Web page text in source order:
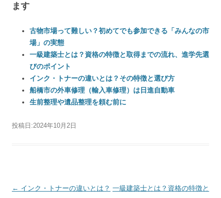
ます
古物市場って難しい？初めてでも参加できる「みんなの市
場」の実態
一級建築士とは？資格の特徴と取得までの流れ、進学先選
びのポイント
インク・トナーの違いとは？その特徴と選び方
船橋市の外車修理（輸入車修理）は日進自動車
生前整理や遺品整理を頼む前に
投稿日:2024年10月2日
投稿ナビゲーション
← インク・トナーの違いとは？ 一級建築士とは？資格の特徴と